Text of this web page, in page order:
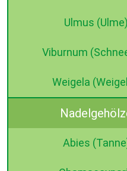
Ulmus (Ulme)
Viburnum
Weigela
Abies